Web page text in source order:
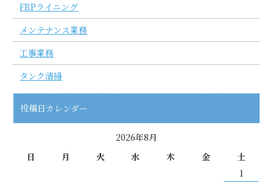
FRPライニング
メンテナンス業務
工事業務
タンク清掃
投稿日カレンダー
2026年8月
日
月 火 水 木 金 土
1